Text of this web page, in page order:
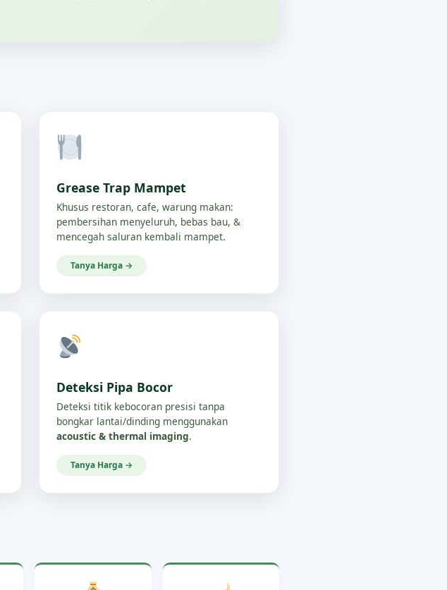
Grease Trap Mampet
Khusus restoran, cafe, warung makan:
pembersihan menyeluruh, bebas bau, &
mencegah saluran kembali mampet.
Tanya Harga →
Deteksi Pipa Bocor
Deteksi titik kebocoran presisi tanpa
bongkar lantai/dinding menggunakan
acoustic & thermal imaging.
Tanya Harga →